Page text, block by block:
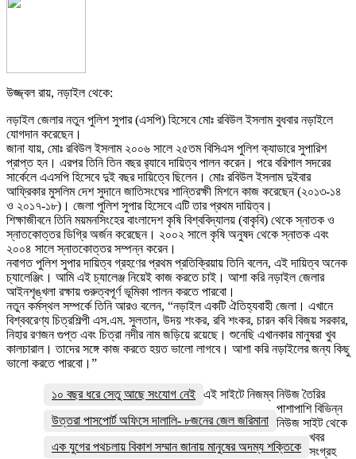
উজ্জ্বল রায়, নড়াইল থেকে:
নড়াইল জেলার নতুন পুলিশ সুপার (এসপি) হিসেবে মোঃ রবিউল ইসলাম বুধবার নড়াইলে
যোগদান করেছেন।
জানা যায়, মোঃ রবিউল ইসলাম ২০০৬ সালে ২৫তম বিসিএস পুলিশ ক্যাডারে সুপারিশ
প্রাপ্ত হন। এরপর তিনি তিন বছর র‌্যাবে দায়িত্ব পালন করেন। পরে বরিশাল সদরের
সার্কেলে এএসপি হিসেবে দুই বছর দায়িত্বে ছিলেন। মোঃ রবিউল ইসলাম দুইবার
আফ্রিকার মুসলিম দেশ সুদানে জাতিসংঘের শান্তিরক্ষী মিশনে কাজ করেছেন (২০১৩-১৪
ও ২০১৭-১৮)। জেলা পুলিশ সুপার হিসেবে এটি তার প্রথম দায়িত্ব।
শিক্ষাজীবনে তিনি ময়মনসিংহের বাংলাদেশ কৃষি বিশ্ববিদ্যালয় (বাকৃবি) থেকে স্নাতক ও
স্নাতকোত্তর ডিগ্রি অর্জন করেছেন। ২০০২ সালে কৃষি অনুষদ থেকে স্নাতক এবং
২০০৪ সালে স্নাতকোত্তর সম্পন্ন করেন।
নবাগত পুলিশ সুপার দায়িত্ব গ্রহণের প্রথম প্রতিক্রিয়ায় তিনি বলেন, এই দায়িত্ব অনেক
চ্যালেঞ্জিং। আমি এই চ্যালেঞ্জ নিয়েই কাজ করতে চাই। আশা করি নড়াইল জেলার
আইনশৃঙ্খলা রক্ষায় গুরুত্বপূর্ণ ভূমিকা পালন করতে পারবো।
নতুন কর্মস্থল সম্পর্কে তিনি আরও বলেন, “নড়াইল একটি ঐতিহ্যবাহী জেলা। এখানে
বিশ্ববরেণ্য চিত্রশিল্পী এস.এম. সুলতান, উদয় শংকর, রবি শংকর, চারন কবি বিজয় সরকার,
নিহার রণজন গুপ্ত এবং চিত্রা নদীর নাম জড়িয়ে রয়েছে। শুনেছি এখানকার মানুষরা খুব
কালচারাল। তাদের সঙ্গে কাজ করতে হয়ত ভালো লাগবে। আশা করি নড়াইলের জন্য কিছু
ভালো করতে পারবো।”
১০ বছর ধরে সেতু আছে সংযোগ নেই
উত্তরা পাসপোর্ট অফিসে দালালি- ৮জনের জেল জরিমানা
এক যুগের পথচলায় বিকাশ সম্মান জানায় মানুষের অদম্য শক্তিকে
এই সাইটে নিজম্ব নিউজ তৈরির
পাশাপাশি বিভিন্ন
নিউজ সাইট থেকে
খবর
সংগ্রহ